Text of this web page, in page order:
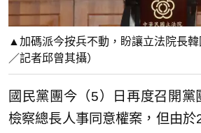
▲加碼派今按兵不動，盼讓立法院長韓
／記者邱曾其攝）
國民黨團今（5）日再度召開黨
檢察總長人事同意權案，但由